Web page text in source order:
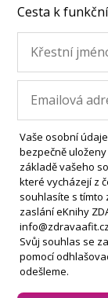
Cesta k
Vaše osobní
bezpečně
základě vašeho
které vycházejí z
souhlasíte s tímto
zaslání eKnihy
Svůj souhlas se
pomocí
odešleme.